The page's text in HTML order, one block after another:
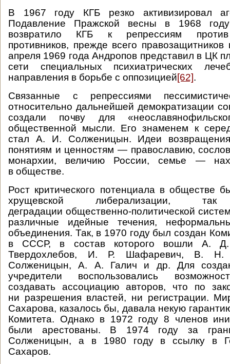
В 1967 году КГБ резко активизировал
Подавление Пражской весны в 1968
возвратило КГБ к репрессиям против
противников, прежде всего
апреля 1969 года Андропов представил в ЦК
сети специальных психиатрических
направления в борьбе с оппозицией[62].
Связанные с репрессиями
относительно дальнейшей демократизации
создали почву для
общественной мысли. Его знаменем к
стал А. И. Солженицын. Идеи возвращения
понятиям и ценностям — православию,
монархии, величию России, семье —
в обществе.
Рост критического потенциала в обществе
хрущевской либерализации,
деградации общественно-политической
различные идейные течения,
объединения. Так, в 1970 году был создан
в СССР, в состав которого вошли А.
Твердохлебов, И. Р. Шафаревич, В.
Солженицын, А. А. Галич и др. Для
учредители воспользовались
создавать ассоциацию авторов, что по
ни разрешения властей, ни регистрации.
Сахарова, казалось бы, давала некую
Комитета. Однако в 1972 году 8 членов
были арестованы. В 1974 году за
Солженицын, а в 1980 году в ссылку в
Сахаров.